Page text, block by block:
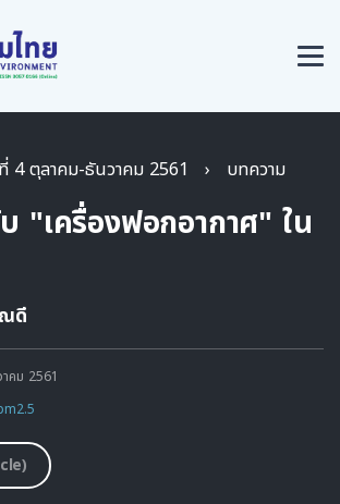
4 ตุลาคม-ธันวาคม 2561 › บทความ
"เครื่องฟอกอากาศ" ใน
ดี
คม 2561